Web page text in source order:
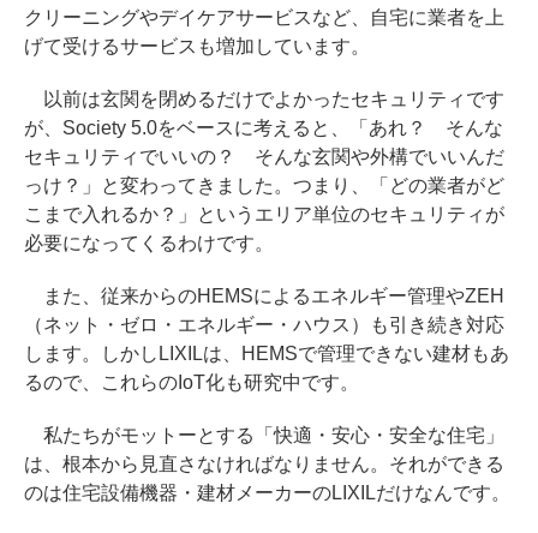
クリーニングやデイケアサービスなど、自宅に業者を上
げて受けるサービスも増加しています。
以前は玄関を閉めるだけでよかったセキュリティです
が、Society 5.0をベースに考えると、「あれ？ そんな
セキュリティでいいの？ そんな玄関や外構でいいんだ
っけ？」と変わってきました。つまり、「どの業者がど
こまで入れるか？」というエリア単位のセキュリティが
必要になってくるわけです。
また、従来からのHEMSによるエネルギー管理やZEH
（ネット・ゼロ・エネルギー・ハウス）も引き続き対応
します。しかしLIXILは、HEMSで管理できない建材もあ
るので、これらのIoT化も研究中です。
私たちがモットーとする「快適・安心・安全な住宅」
は、根本から見直さなければなりません。それができる
のは住宅設備機器・建材メーカーのLIXILだけなんです。